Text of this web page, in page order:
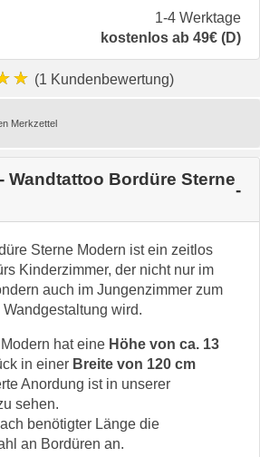
1-4 Werktage
kostenlos ab 49€ (D)
(1 Kundenbewertung)
Wandtattoo Bordüre Sterne
Sterne Modern ist ein zeitlos
Kinderzimmer, der nicht nur im
auch im Jungenzimmer zum
wird.
hat eine Höhe von ca. 13
in einer Breite von 120 cm
Anordung ist in unserer
sehen.
benötigter Länge die
an Bordüren an.